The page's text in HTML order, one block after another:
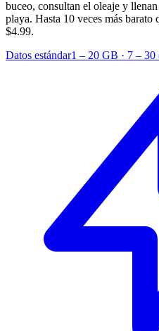
buceo, consultan el oleaje y
playa. Hasta 10 veces más barato
$4.99.
Datos estándar1 – 20 GB · 7 – 30